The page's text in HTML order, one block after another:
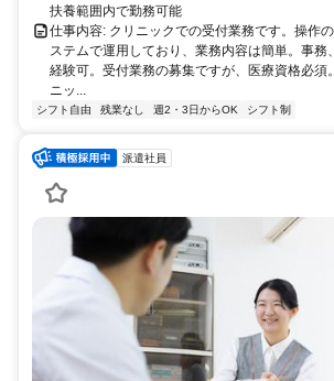
扶養範囲内で勤務可能
仕事内容: クリニックでの受付業務です。操作
ステムで運用しており、業務内容は簡単。事務
経験可。受付業務の募集ですが、医療資格必須
ニッ...
シフト自由 残業なし 週2・3日からOK シフト制
派遣社員